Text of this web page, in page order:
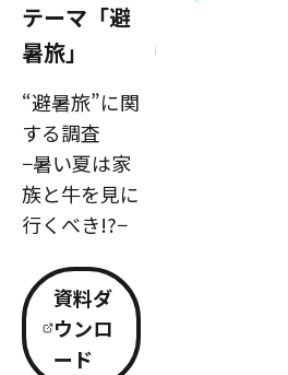
テーマ「避
暑旅」
“避暑旅”に関
する調査
−暑い夏は家
族と牛を見に
行くべき!?−
資料ダ
ウンロ
ード